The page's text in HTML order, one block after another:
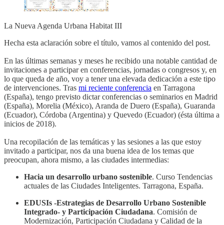
La Nueva Agenda Urbana Habitat III
Hecha esta aclaración sobre el título, vamos al contenido del post.
En las últimas semanas y meses he recibido una notable cantidad de
invitaciones a participar en conferencias, jornadas o congresos y, en
lo que queda de año, voy a tener una elevada dedicación a este tipo
de intervenciones. Tras mi reciente conferencia en Tarragona
(España), tengo previsto dictar conferencias o seminarios en Madrid
(España), Morelia (México), Aranda de Duero (España), Guaranda
(Ecuador), Córdoba (Argentina) y Quevedo (Ecuador) (ésta última a
inicios de 2018).
Una recopilación de las temáticas y las sesiones a las que estoy
invitado a participar, nos da una buena idea de los temas que
preocupan, ahora mismo, a las ciudades intermedias:
Hacia un desarrollo urbano sostenible. Curso Tendencias
actuales de las Ciudades Inteligentes. Tarragona, España.
EDUSIs -Estrategias de Desarrollo Urbano Sostenible
Integrado- y Participación Ciudadana. Comisión de
Modernización, Participación Ciudadana y Calidad de la